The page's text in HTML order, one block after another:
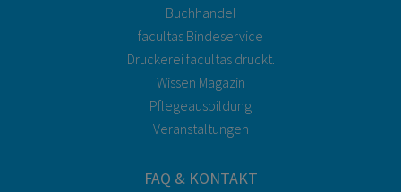
Buchhandel
facultas Bindeservice
Druckerei facultas druckt.
Wissen Magazin
Pflegeausbildung
Veranstaltungen
FAQ & KONTAKT